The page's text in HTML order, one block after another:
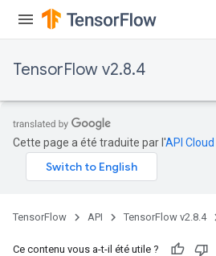
TensorFlow v2.8.4
Cette page a été traduite par l'API
TensorFlow API TensorFlow v2.8.4
Ce contenu vous a-t-il été utile ?